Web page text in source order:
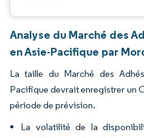
Analyse du Marché des
en Asie-Pacifique par
La taille du Marché des
Pacifique devrait enregistrer un
période de prévision.
La volatilité de la